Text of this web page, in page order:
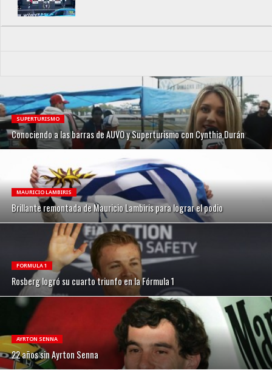
SUPERTURISMO
Conociendo a las barras de AUVO y Superturismo con Cynthia Durán
MAURICIO LAMBIRIS
Brillante remontada de Mauricio Lambiris para lograr el podio
FORMULA 1
Rosberg logró su cuarto triunfo en la Fórmula 1
AYRTON SENNA
22 años sin Ayrton Senna